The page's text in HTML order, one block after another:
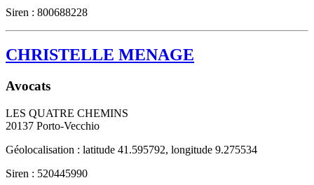
Siren : 800688228
CHRISTELLE MENAGE
Avocats
LES QUATRE CHEMINS
20137 Porto-Vecchio
Géolocalisation : latitude 41.595792, longitude 9.275534
Siren : 520445990